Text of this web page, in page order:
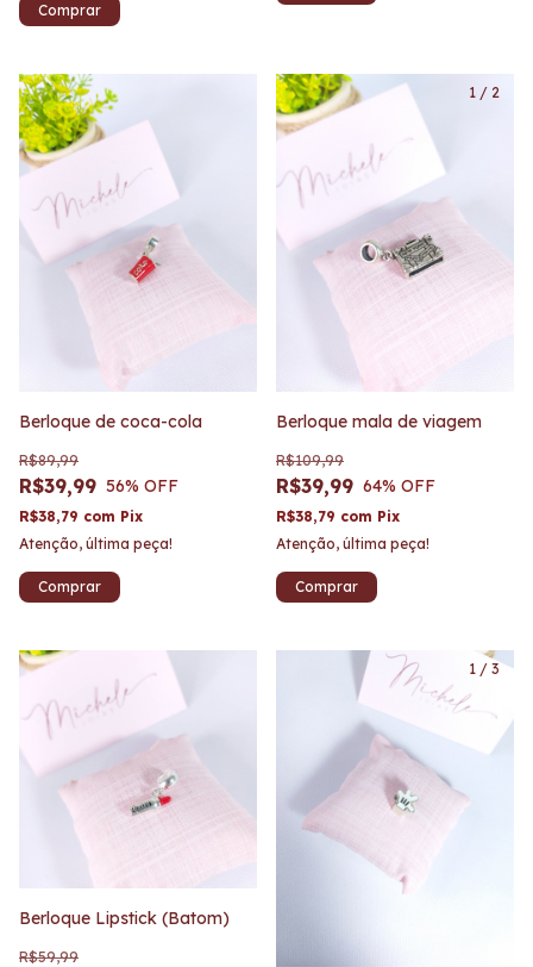
Berloque de coca-cola
R$39,99
R$89,99
56% OFF
R$38,79 com Pix
Atenção, última peça!
1 / 2
Berloque mala de viagem
R$39,99
R$109,99
64% OFF
R$38,79 com Pix
Atenção, última peça!
Berloque Lipstick (Batom)
R$59,99
1 / 3